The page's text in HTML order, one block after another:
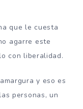
que le cuesta
agarre este
con liberalidad.
y eso es
personas, un